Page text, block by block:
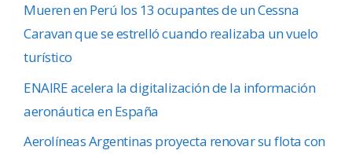
Mueren en Perú los 13 ocupantes de un Cessna
Caravan que se estrelló cuando realizaba un vuelo
turístico
ENAIRE acelera la digitalización de la información
aeronáutica en España
Aerolíneas Argentinas proyecta renovar su flota con